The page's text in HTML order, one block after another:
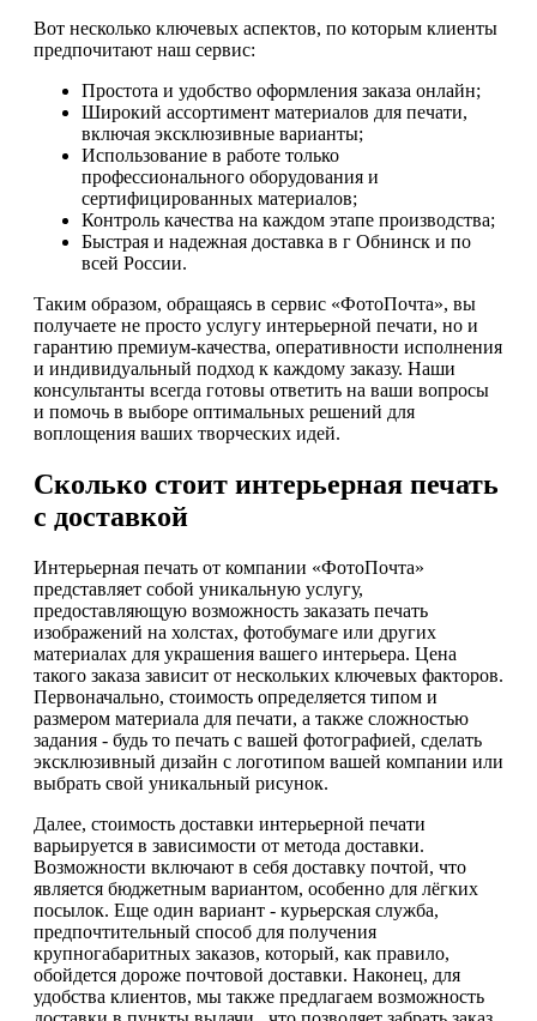
Вот несколько ключевых аспектов, по которым клиенты
предпочитают наш сервис:
Простота и удобство оформления заказа онлайн;
Широкий ассортимент материалов для печати,
включая эксклюзивные варианты;
Использование в работе только
профессионального оборудования и
сертифицированных материалов;
Контроль качества на каждом этапе производства;
Быстрая и надежная доставка в г Обнинск и по
всей России.
Таким образом, обращаясь в сервис «ФотоПочта», вы
получаете не просто услугу интерьерной печати, но и
гарантию премиум-качества, оперативности исполнения
и индивидуальный подход к каждому заказу. Наши
консультанты всегда готовы ответить на ваши вопросы
и помочь в выборе оптимальных решений для
воплощения ваших творческих идей.
Сколько стоит интерьерная печать
с доставкой
Интерьерная печать от компании «ФотоПочта»
представляет собой уникальную услугу,
предоставляющую возможность заказать печать
изображений на холстах, фотобумаге или других
материалах для украшения вашего интерьера. Цена
такого заказа зависит от нескольких ключевых факторов.
Первоначально, стоимость определяется типом и
размером материала для печати, а также сложностью
задания - будь то печать с вашей фотографией, сделать
эксклюзивный дизайн с логотипом вашей компании или
выбрать свой уникальный рисунок.
Далее, стоимость доставки интерьерной печати
варьируется в зависимости от метода доставки.
Возможности включают в себя доставку почтой, что
является бюджетным вариантом, особенно для лёгких
посылок. Еще один вариант - курьерская служба,
предпочтительный способ для получения
крупногабаритных заказов, который, как правило,
обойдется дороже почтовой доставки. Наконец, для
удобства клиентов, мы также предлагаем возможность